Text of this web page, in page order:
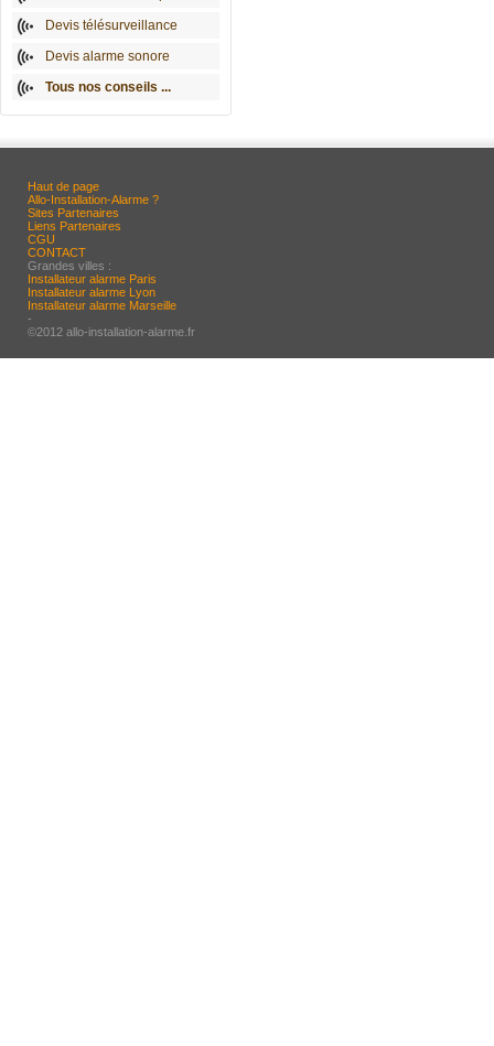
Devis télésurveillance
Devis alarme sonore
Tous nos conseils ...
Haut de page
Allo-Installation-Alarme ?
Sites Partenaires
Liens Partenaires
CGU
CONTACT
Grandes villes :
Installateur alarme Paris
Installateur alarme Lyon
Installateur alarme Marseille
-
©2012 allo-installation-alarme.fr